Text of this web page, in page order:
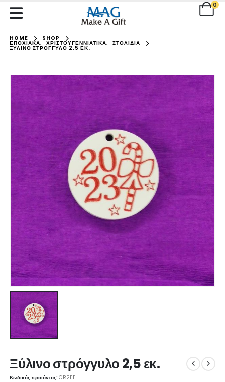
0
HOME SHOP
ΕΠΟΧΙΑΚΑ, ΧΡΙΣΤΟΥΓΕΝΝΙΑΤΙΚΑ, ΣΤΟΛΙΔΙΑ
ΞΎΛΙΝΟ ΣΤΡΌΓΓΥΛΟ 2,5 ΕΚ.
Ξύλινο στρόγγυλο 2,5 εκ.
Κωδικός προϊόντος:CR21111